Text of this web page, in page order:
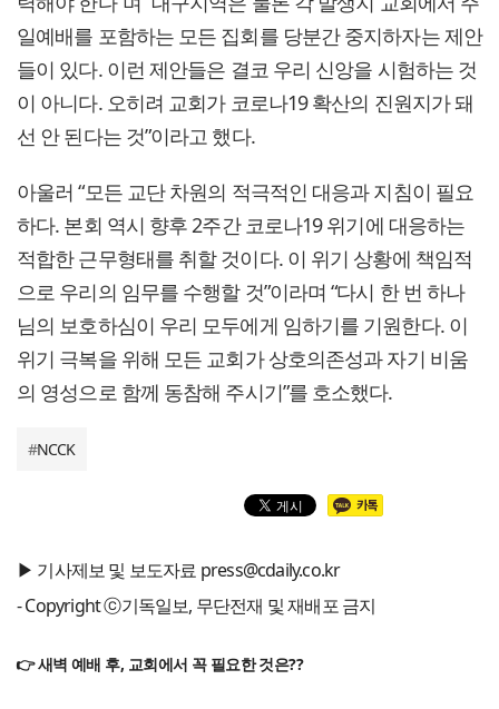
일예배를 포함하는 모든 집회를 당분간 중지하자는 제안
들이 있다. 이런 제안들은 결코 우리 신앙을 시험하는 것
이 아니다. 오히려 교회가 코로나19 확산의 진원지가 돼
선 안 된다는 것”이라고 했다.
아울러 “모든 교단 차원의 적극적인 대응과 지침이 필요
하다. 본회 역시 향후 2주간 코로나19 위기에 대응하는
적합한 근무형태를 취할 것이다. 이 위기 상황에 책임적
으로 우리의 임무를 수행할 것”이라며 “다시 한 번 하나
님의 보호하심이 우리 모두에게 임하기를 기원한다. 이
위기 극복을 위해 모든 교회가 상호의존성과 자기 비움
의 영성으로 함께 동참해 주시기”를 호소했다.
#NCCK
▶ 기사제보 및 보도자료 press@cdaily.co.kr
- Copyright ⓒ기독일보, 무단전재 및 재배포 금지
👉 새벽 예배 후, 교회에서 꼭 필요한 것은??